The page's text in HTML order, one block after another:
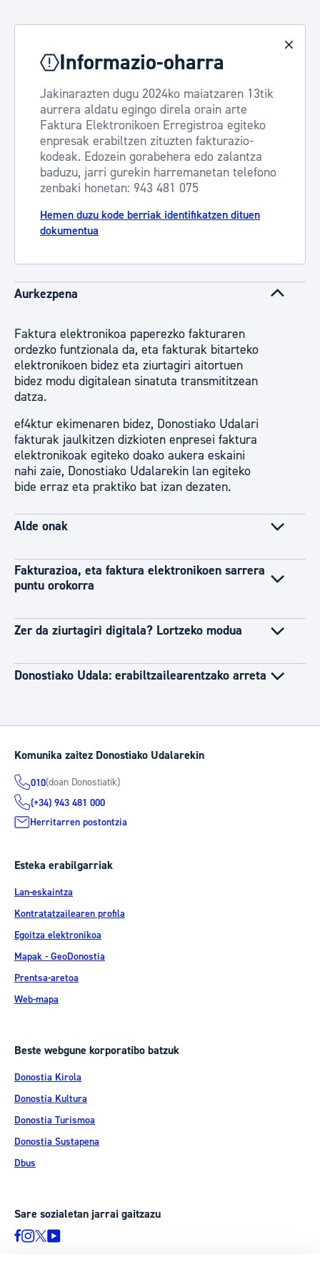
Informazio-oharra
Jakinarazten dugu 2024ko maiatzaren 13tik
aurrera aldatu egingo direla orain arte
Faktura Elektronikoen Erregistroa egiteko
enpresak erabiltzen zituzten fakturazio-
kodeak. Edozein gorabehera edo zalantza
baduzu, jarri gurekin harremanetan telefono
zenbaki honetan: 943 481 075
Hemen duzu kode berriak identifikatzen dituen
dokumentua
Aurkezpena
Faktura elektronikoa paperezko fakturaren
ordezko funtzionala da, eta fakturak bitarteko
elektronikoen bidez eta ziurtagiri aitortuen
bidez modu digitalean sinatuta transmititzean
datza.
ef4ktur ekimenaren bidez, Donostiako Udalari
fakturak jaulkitzen dizkioten enpresei faktura
elektronikoak egiteko doako aukera eskaini
nahi zaie, Donostiako Udalarekin lan egiteko
bide erraz eta praktiko bat izan dezaten.
Alde onak
Fakturazioa, eta faktura elektronikoen sarrera
puntu orokorra
Zer da ziurtagiri digitala? Lortzeko modua
Donostiako Udala: erabiltzailearentzako arreta
Komunika zaitez Donostiako Udalarekin
010(doan Donostiatik)
(+34) 943 481 000
Herritarren postontzia
Esteka erabilgarriak
Lan-eskaintza
Kontratatzailearen profila
Egoitza elektronikoa
Mapak - GeoDonostia
Prentsa-aretoa
Web-mapa
Beste webgune korporatibo batzuk
Donostia Kirola
Donostia Kultura
Donostia Turismoa
Donostia Sustapena
Dbus
Sare sozialetan jarrai gaitzazu